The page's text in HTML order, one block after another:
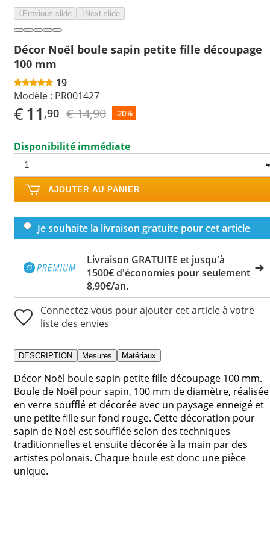
Previous slide Next slide
Décor Noël boule sapin petite fille découpage
100 mm
19
Modèle : PR001427
€11 ,90 € 14,90 -20%
Disponibilité immédiate
AJOUTER AU PANIER
Je souhaite la livraison gratuite pour cet article
Livraison GRATUITE et jusqu'à
1500€ d'économies pour seulement
8,90€/an.
Connectez-vous pour ajouter cet article à votre
liste des envies
DESCRIPTION Mesures Matériaux
Décor Noël boule sapin petite fille découpage 100 mm.
Boule de Noël pour sapin, 100 mm de diamètre, réalisée
en verre soufflé et décorée avec un paysage enneigé et
une petite fille sur fond rouge. Cette décoration pour
sapin de Noël est soufflée selon des techniques
traditionnelles et ensuite décorée à la main par des
artistes polonais. Chaque boule est donc une pièce
unique.